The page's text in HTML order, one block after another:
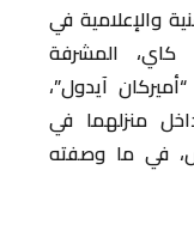
والإعلامية في
كاي، المشرفة
آيدول”،
منزلهما في
في ما وصفته